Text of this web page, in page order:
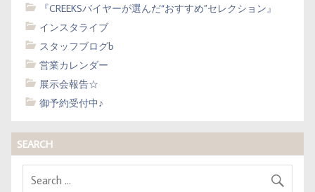
『CREEKSバイヤーが選んだ“おすすめ”セレクション』
インスタライブ
スタッフブログb
営業カレンダー
展示会報告☆
御予約受付中♪
SEARCH